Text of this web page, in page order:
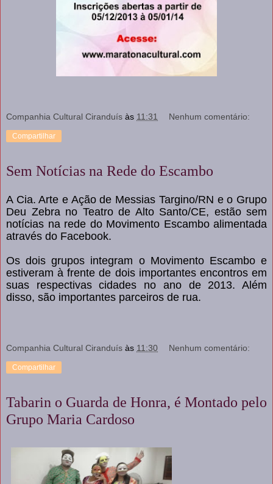
Companhia Cultural Ciranduís às 11:31 Nenhum comentário:
Compartilhar
Sem Notícias na Rede do Escambo
A Cia. Arte e Ação de Messias Targino/RN e o Grupo
Deu Zebra no Teatro de Alto Santo/CE, estão sem
notícias na rede do Movimento Escambo alimentada
através do Facebook.
Os dois grupos integram o Movimento Escambo e
estiveram à frente de dois importantes encontros em
suas respectivas cidades no ano de 2013. Além
disso, são importantes parceiros de rua.
Companhia Cultural Ciranduís às 11:30 Nenhum comentário:
Compartilhar
Tabarin o Guarda de Honra, é Montado pelo
Grupo Maria Cardoso